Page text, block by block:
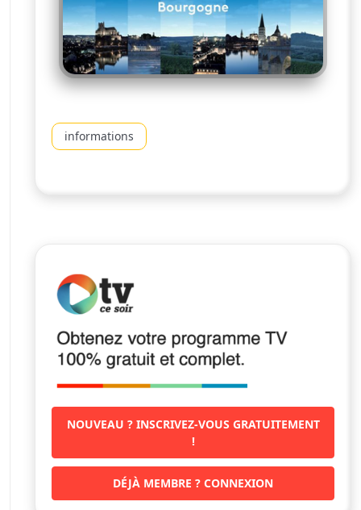
informations
NOUVEAU ? INSCRIVEZ-VOUS GRATUITEMENT
!
DÉJÀ MEMBRE ? CONNEXION